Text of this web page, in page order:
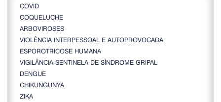
COVID
COQUELUCHE
ARBOVIROSES
VIOLÊNCIA INTERPESSOAL E AUTOPROVOCADA
ESPOROTRICOSE HUMANA
VIGILÂNCIA SENTINELA DE SÍNDROME GRIPAL
DENGUE
CHIKUNGUNYA
ZIKA